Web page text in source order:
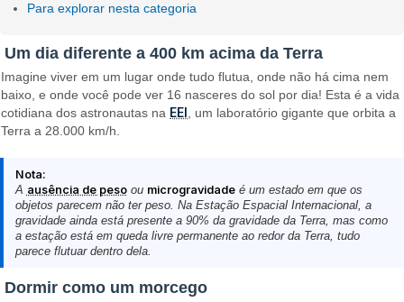
Para explorar nesta categoria
Um dia diferente a 400 km acima da Terra
Imagine viver em um lugar onde tudo flutua, onde não há cima nem
baixo, e onde você pode ver 16 nasceres do sol por dia! Esta é a vida
cotidiana dos astronautas na EEI, um laboratório gigante que orbita a
Terra a 28.000 km/h.
Nota:
A ausência de pesoou microgravidadeé um estado em que os
objetos parecem não ter peso. Na Estação Espacial Internacional, a
gravidade ainda está presente a 90% da gravidade da Terra, mas como
a estação está em queda livre permanente ao redor da Terra, tudo
parece flutuar dentro dela.
Dormir como um morcego